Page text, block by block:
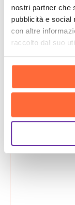
nostri partner che
pubblicità e social
con altre
raccolto dal suo